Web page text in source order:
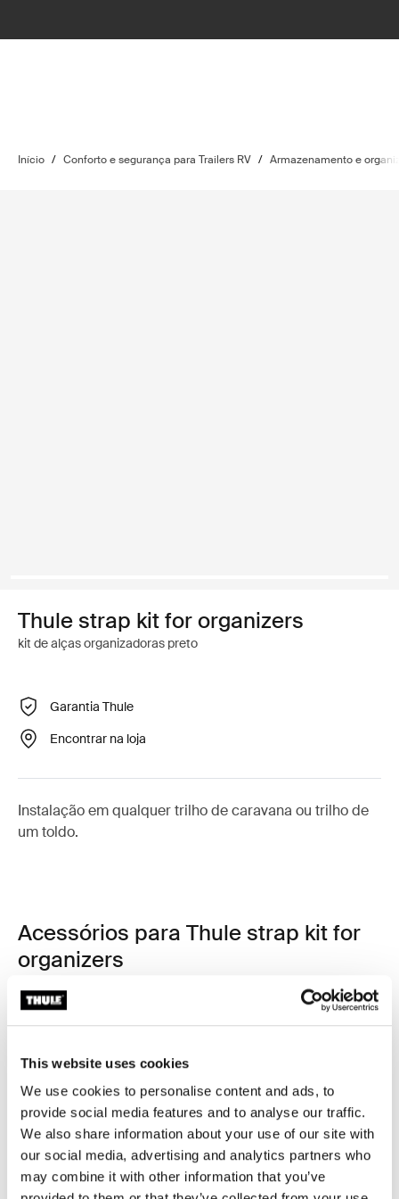
This website uses cookies
We use cookies to personalise content and ads, to
provide social media features and to analyse our traffic.
We also share information about your use of our site with
our social media, advertising and analytics partners who
may combine it with other information that you’ve
Início / Conforto e segurança para Trailers RV / Armazenamento e
Thule strap kit for organizers
kit de alças organizadoras preto
Garantia Thule
Encontrar na loja
Instalação em qualquer trilho de caravana ou trilho de
um toldo.
Acessórios para Thule strap kit for
organizers